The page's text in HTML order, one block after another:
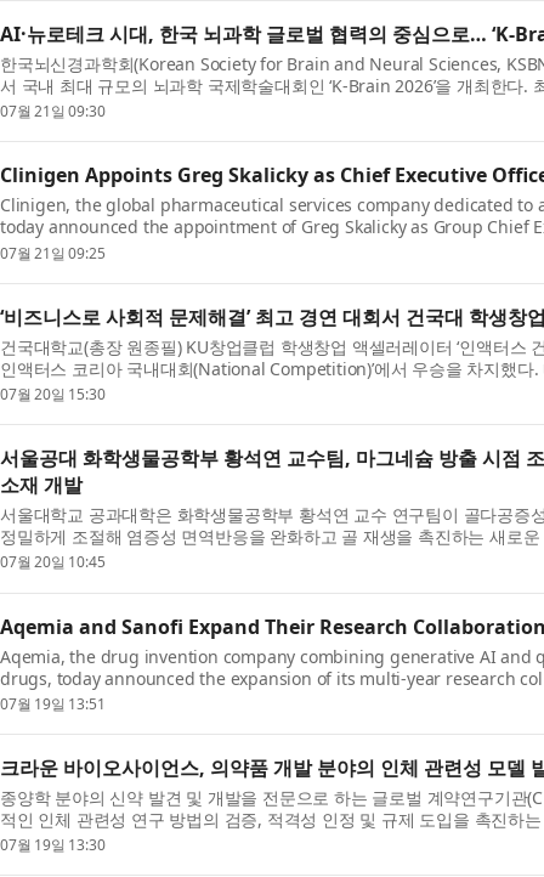
AI·뉴로테크 시대, 한국 뇌과학 글로벌 협력의 중심으로… ‘K-
한국뇌신경과학회(Korean Society for Brain and Neural Sciences,
서 국내 최대 규모의 뇌과학 국제학술대회인 ‘K-Brain 2026’을 개최한다
이스(...
07월 21일 09:30
Clinigen Appoints Greg Skalicky as Chief Executive
Clinigen, the global pharmaceutical services company dedicated
today announced the appointment of Greg Skalicky as Group Chief
succeeds Dr Varu...
07월 21일 09:25
‘비즈니스로 사회적 문제해결’ 최고 경연 대회서 건국대 학생창
건국대학교(총장 원종필) KU창업클럽 학생창업 액셀러레이터 ‘인액터스
인액터스 코리아 국내대회(National Competition)’에서 우승을 차지했
는 11...
07월 20일 15:30
서울공대 화학생물공학부 황석연 교수팀, 마그네슘 방출 시점
소재 개발
서울대학교 공과대학은 화학생물공학부 황석연 교수 연구팀이 골다공증
정밀하게 조절해 염증성 면역반응을 완화하고 골 재생을 촉진하는 새로
은 ...
07월 20일 10:45
Aqemia and Sanofi Expand Their Research
Aqemia, the drug invention company combining generative AI
drugs, today announced the expansion of its multi-year research
Sanofi. The expa...
07월 19일 13:51
크라운 바이오사이언스, 의약품 개발 분야의 인체 관련성 모델
종양학 분야의 신약 발견 및 개발을 전문으로 하는 글로벌 계약연구기관
적인 인체 관련성 연구 방법의 검증, 적격성 인정 및 규제 도입을 촉진하
Path...
07월 19일 13:30